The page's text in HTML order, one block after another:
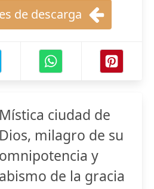
de descarga
Mística ciudad de
Dios, milagro de su
omnipotencia y
abismo de la gracia